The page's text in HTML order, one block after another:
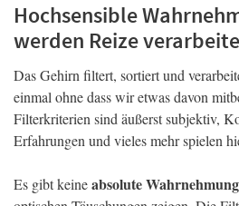
Hochsensible
werden Reize
Das Gehirn filtert, sortiert und
einmal ohne dass wir etwas davon
Filterkriterien sind äußerst subjektiv,
Erfahrungen und vieles mehr spielen
Es gibt keineabsolute Wahrnehmung